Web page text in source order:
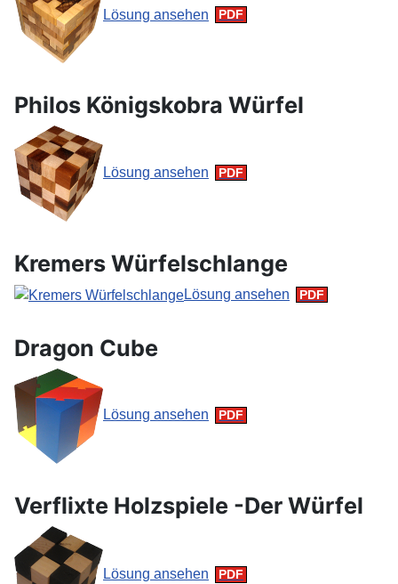
Lösung ansehen
Philos Königskobra Würfel
Lösung ansehen
Kremers Würfelschlange
Lösung ansehen
Dragon Cube
Lösung ansehen
Verflixte Holzspiele -Der Würfel
Lösung ansehen